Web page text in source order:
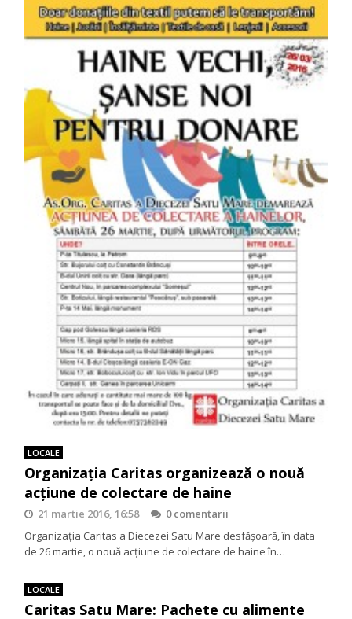
LOCALE
Organizația Caritas organizează o nouă
acțiune de colectare de haine
21 martie 2016, 16:58
0 comentarii
Organizaţia Caritas a Diecezei Satu Mare desfășoară, în data
de 26 martie, o nouă acţiune de colectare de haine în…
LOCALE
Caritas Satu Mare: Pachete cu alimente